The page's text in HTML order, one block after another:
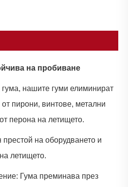
на пробиване
гума, нашите гуми елиминират
пирони, винтове, метални
перона на летището.
на оборудването и
летището.
Гума преминава през